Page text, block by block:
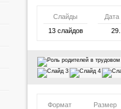
Слайды
Дата
13 слайдов
Формат
Размер